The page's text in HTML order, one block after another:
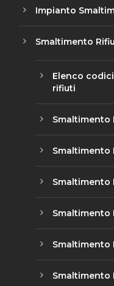
Impianto
Smaltimento
Elenco
rifiuti
Smaltimento
Smaltimento
Smaltimento
Smaltimento
Smaltimento
Smaltimento